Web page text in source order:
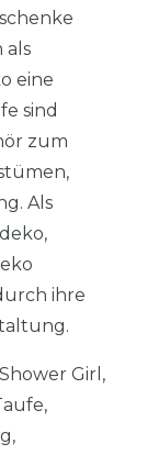
als
eine
sind
zum
Als
ihre
Girl,